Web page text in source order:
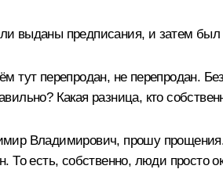
выданы предписания, и затем был
тут перепродан, не перепродан.
Какая разница, кто
Владимирович, прошу
То есть, собственно, люди просто